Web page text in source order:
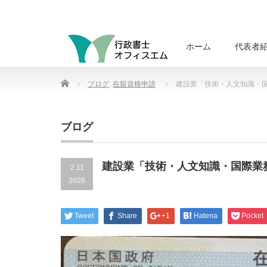
ホーム 代表者
Home ブログ, 在留資格申請 建設業「技術・人文知識・
ブログ
2.11
2026
建設業「技術・人文知識・国際
Tweet Share +1 Hatena Pocket